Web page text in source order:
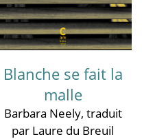
Blanche se fait la
malle
Barbara Neely, traduit
par Laure du Breuil